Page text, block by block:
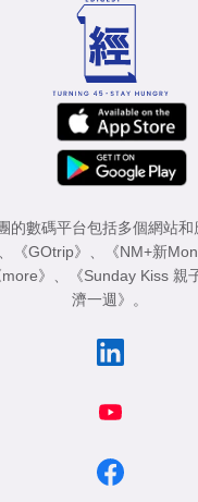
的數碼平台包括多個網站和
《GOtrip》 《NM+新
more》 《Sunday Kiss 親
濟一週》
。